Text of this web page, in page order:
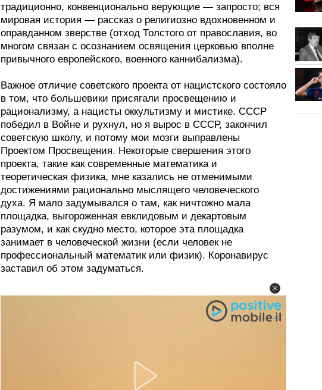
традиционно, конвенционально верующие — запросто; вся
мировая история — рассказ о религиозно вдохновенном и
оправданном зверстве (отход Толстого от православия, во
многом связан с осознанием освящения церковью вполне
привычного европейского, военного каннибализма).
Важное отличие советского проекта от нацистского состояло
в том, что большевики присягали просвещению и
рационализму, а нацисты оккультизму и мистике. СССР
победил в Войне и рухнул, но я вырос в СССР, закончил
советскую школу, и потому мои мозги выправлены
Проектом Просвещения. Некоторые свершения этого
проекта, такие как современные математика и
теоретическая физика, мне казались не отменимыми
достижениями рационально мыслящего человеческого
духа. Я мало задумывался о там, как ничтожно мала
площадка, выгороженная евклидовым и декартовым
разумом, и как скудно место, которое эта площадка
занимает в человеческой жизни (если человек не
профессиональный математик или физик). Коронавирус
заставил об этом задуматься.